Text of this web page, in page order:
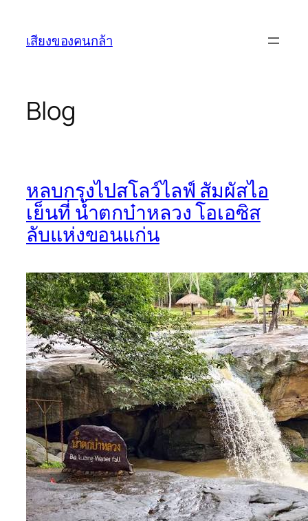
content
เสียงของคนกล้า
Blog
หลบกรุงไปสโลว์ไลฟ์ สัมผัสไอ
เย็นที่ น้ำตกบ๋าหลวง โอเอซิส
ลับแห่งขอนแก่น